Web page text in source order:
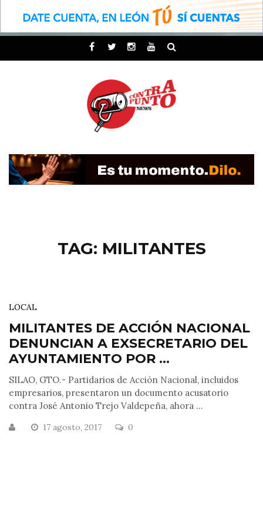
TAG: MILITANTES
LOCAL
MILITANTES DE ACCIÓN NACIONAL
DENUNCIAN A EXSECRETARIO DEL
AYUNTAMIENTO POR ...
SILAO, GTO.- Partidarios de Acción Nacional, incluidos
empresarios, presentaron un documento acusatorio
contra José Antonio Trejo Valdepeña, ahora ...
17 agosto, 2017 0